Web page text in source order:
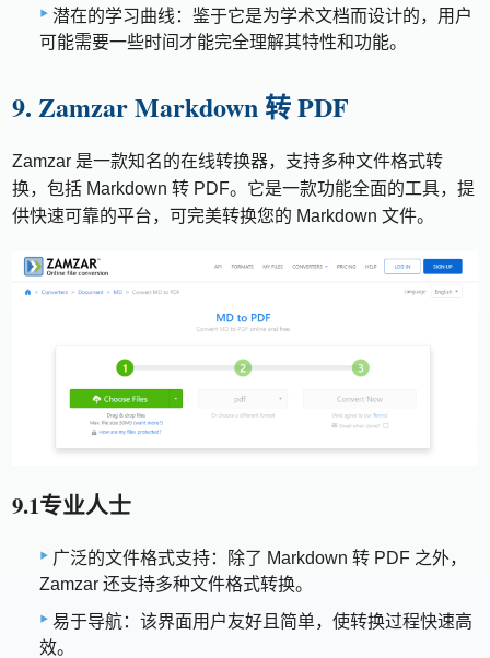
潜在的学习曲线：鉴于它是为学术文档而设计的，用户
可能需要一些时间才能完全理解其特性和功能。
9. Zamzar Markdown 转 PDF
Zamzar 是一款知名的在线转换器，支持多种文件格式转
换，包括 Markdown 转 PDF。它是一款功能全面的工具，提
供快速可靠的平台，可完美转换您的 Markdown 文件。
9.1专业人士
广泛的文件格式支持：除了 Markdown 转 PDF 之外，
Zamzar 还支持多种文件格式转换。
易于导航：该界面用户友好且简单，使转换过程快速高
效。